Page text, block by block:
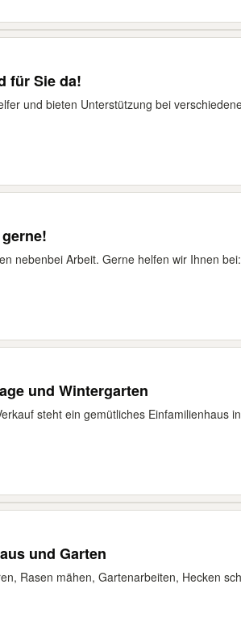
für Sie da!
und bieten Unterstützung bei
nebenbei Arbeit. Gerne helfen wir Ihnen
und Wintergarten
steht ein gemütliches Einfamilienhaus
und Garten
Rasen mähen, Gartenarbeiten, Hecken